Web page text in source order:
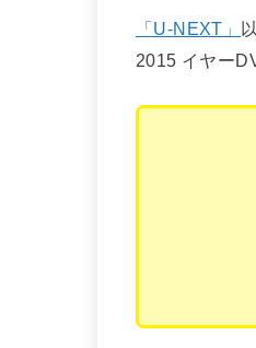
「U-NEXT」
2015 イヤー